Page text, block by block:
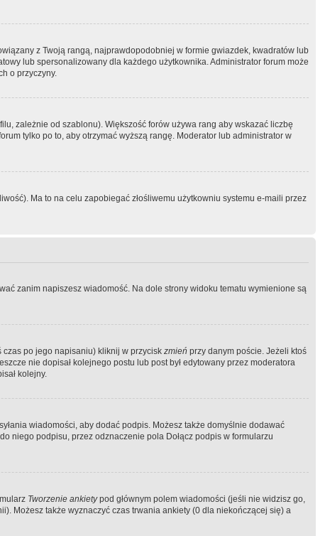
z Twoją rangą, najprawdopodobniej w formie gwiazdek, kwadratów lub
lub spersonalizowany dla każdego użytkownika. Administrator forum może
o przyczyny.
zależnie od szablonu). Większość forów używa rang aby wskazać liczbę
tylko po to, aby otrzymać wyższą rangę. Moderator lub administrator w
Ma to na celu zapobiegać złośliwemu użytkowniu systemu e-maili przez
zanim napiszesz wiadomość. Na dole strony widoku tematu wymienione są
czas po jego napisaniu) kliknij w przycisk zmień przy danym poście. Jeżeli ktoś
nie dopisał kolejnego postu lub post był edytowany przez moderatora
kolejny.
wiadomości, aby dodać podpis. Możesz także domyślnie dodawać
niego podpisu, przez odznaczenie pola Dołącz podpis w formularzu
Tworzenie ankietypod głównym polem wiadomości (jeśli nie widzisz go,
Możesz także wyznaczyć czas trwania ankiety (0 dla niekończącej się) a